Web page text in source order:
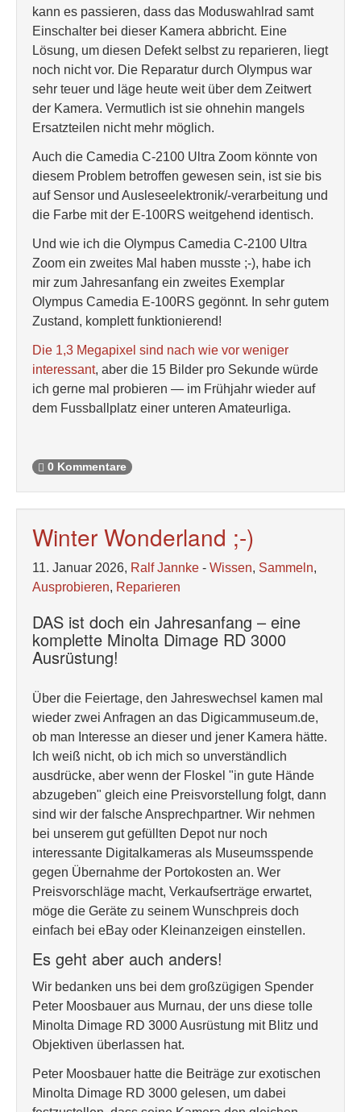
kann es passieren, dass das Moduswahlrad samt
Einschalter bei dieser Kamera abbricht. Eine
Lösung, um diesen Defekt selbst zu reparieren, liegt
noch nicht vor. Die Reparatur durch Olympus war
sehr teuer und läge heute weit über dem Zeitwert
der Kamera. Vermutlich ist sie ohnehin mangels
Ersatzteilen nicht mehr möglich.
Auch die Camedia C-2100 Ultra Zoom könnte von
diesem Problem betroffen gewesen sein, ist sie bis
auf Sensor und Ausleseelektronik/-verarbeitung und
die Farbe mit der E-100RS weitgehend identisch.
Und wie ich die Olympus Camedia C-2100 Ultra
Zoom ein zweites Mal haben musste ;-), habe ich
mir zum Jahresanfang ein zweites Exemplar
Olympus Camedia E-100RS gegönnt. In sehr gutem
Zustand, komplett funktionierend!
Die 1,3 Megapixel sind nach wie vor weniger
interessant, aber die 15 Bilder pro Sekunde würde
ich gerne mal probieren — im Frühjahr wieder auf
dem Fussballplatz einer unteren Amateurliga.
0 Kommentare
Winter Wonderland ;-)
11. Januar 2026, Ralf Jannke - Wissen, Sammeln,
Ausprobieren, Reparieren
DAS ist doch ein Jahresanfang – eine
komplette Minolta Dimage RD 3000
Ausrüstung!
Über die Feiertage, den Jahreswechsel kamen mal
wieder zwei Anfragen an das Digicammuseum.de,
ob man Interesse an dieser und jener Kamera hätte.
Ich weiß nicht, ob ich mich so unverständlich
ausdrücke, aber wenn der Floskel "in gute Hände
abzugeben" gleich eine Preisvorstellung folgt, dann
sind wir der falsche Ansprechpartner. Wir nehmen
bei unserem gut gefüllten Depot nur noch
interessante Digitalkameras als Museumsspende
gegen Übernahme der Portokosten an. Wer
Preisvorschläge macht, Verkaufserträge erwartet,
möge die Geräte zu seinem Wunschpreis doch
einfach bei eBay oder Kleinanzeigen einstellen.
Es geht aber auch anders!
Wir bedanken uns bei dem großzügigen Spender
Peter Moosbauer aus Murnau, der uns diese tolle
Minolta Dimage RD 3000 Ausrüstung mit Blitz und
Objektiven überlassen hat.
Peter Moosbauer hatte die Beiträge zur exotischen
Minolta Dimage RD 3000 gelesen, um dabei